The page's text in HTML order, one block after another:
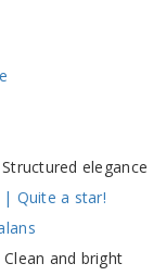
elegance
| Quite a star!
and bright